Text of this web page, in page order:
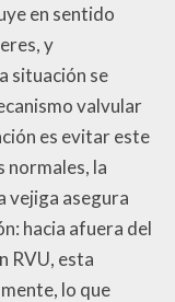
en sentido
y
situación se
valvular
es evitar este
normales, la
vejiga asegura
hacia afuera del
RVU, esta
lo que